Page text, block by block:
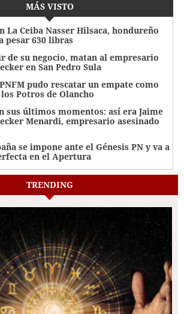
MÁS VISTO
La Ceiba Nasser Hilsaca, hondureño
pesar 630 libras
de su negocio, matan al empresario
en San Pedro Sula
pudo rescatar un empate como
Potros de Olancho
sus últimos momentos: así era Jaime
Menardi​​​, empresario asesinado
se impone ante el Génesis PN y va a
en el Apertura
TRENDING